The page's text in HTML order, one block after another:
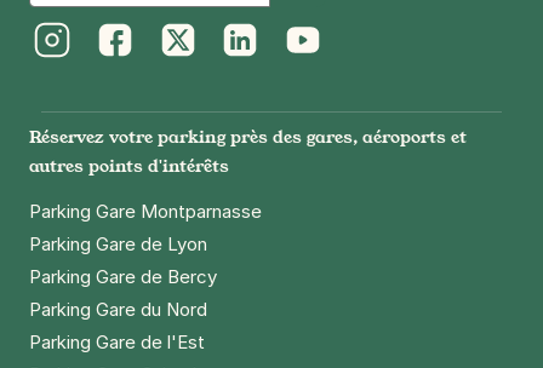
Réservez votre parking près des gares, aéroports et
autres points d'intérêts
Parking Gare Montparnasse
Parking Gare de Lyon
Parking Gare de Bercy
Parking Gare du Nord
Parking Gare de l'Est